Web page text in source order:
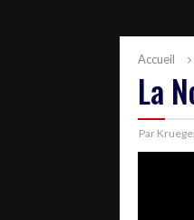
Accueil
La
Par